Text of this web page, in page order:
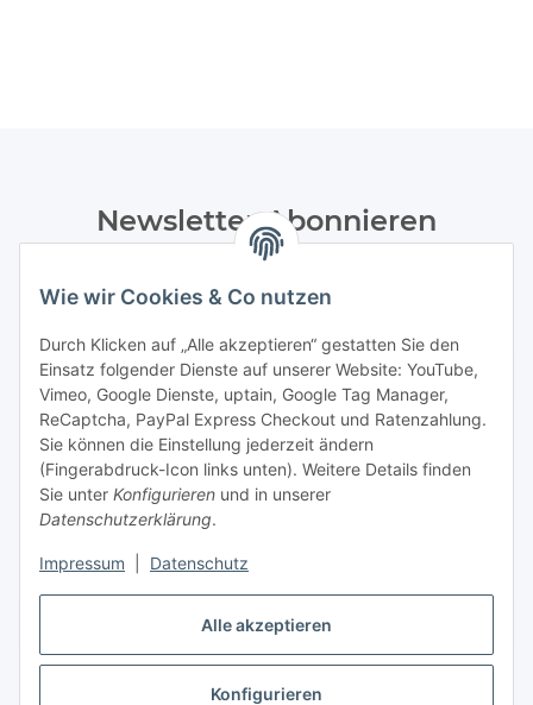
Alle akzeptieren
Konfigurieren
Wie wir Cookies & Co nutzen
Durch Klicken auf „Alle akzeptieren“ gestatten Sie den
Einsatz folgender Dienste auf unserer Website: YouTube,
Vimeo, Google Dienste, uptain, Google Tag Manager,
ReCaptcha, PayPal Express Checkout und Ratenzahlung.
Sie können die Einstellung jederzeit ändern
(Fingerabdruck-Icon links unten). Weitere Details finden
Sie unter Konfigurieren und in unserer
Datenschutzerklärung.
Impressum Datenschutz
Newsletter Abonnieren
Bitte senden Sie mir entsprechend Ihrer
Datenschutzerklärungregelmäßig und jederzeit widerruflich
Abonnieren
Newsletter Abonnieren
Informationen
Gesetzliche Informationen
Bestellung widerrufen